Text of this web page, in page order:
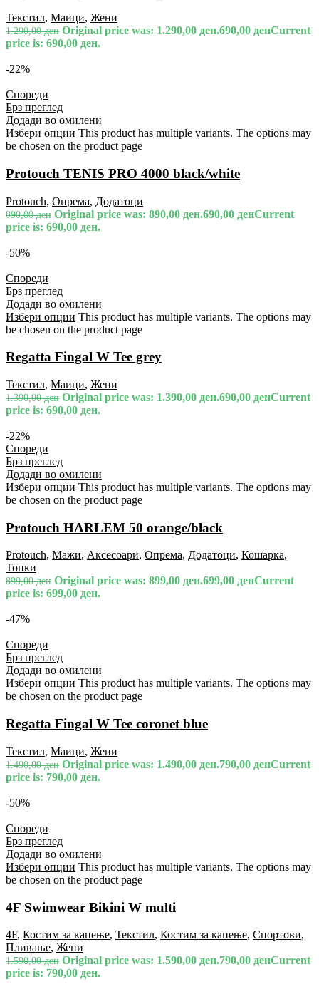
Текстил, Маици, Жени
1.290,00ден Original price was: 1.290,00 ден.690,00 денCurrent
price is: 690,00 ден.
-22%
Спореди
Брз преглед
Додади во омилени
Избери опции This product has multiple variants. The options may
be chosen on the product page
Protouch TENIS PRO 4000 black/white
Protouch, Опрема, Додатоци
890,00ден Original price was: 890,00 ден.690,00 денCurrent
price is: 690,00 ден.
-50%
Спореди
Брз преглед
Додади во омилени
Избери опции This product has multiple variants. The options may
be chosen on the product page
Regatta Fingal W Tee grey
Текстил, Маици, Жени
1.390,00ден Original price was: 1.390,00 ден.690,00 денCurrent
price is: 690,00 ден.
-22%
Спореди
Брз преглед
Додади во омилени
Избери опции This product has multiple variants. The options may
be chosen on the product page
Protouch HARLEM 50 orange/black
Protouch, Мажи, Аксесоари, Опрема, Додатоци, Кошарка,
Топки
899,00ден Original price was: 899,00 ден.699,00 денCurrent
price is: 699,00 ден.
-47%
Спореди
Брз преглед
Додади во омилени
Избери опции This product has multiple variants. The options may
be chosen on the product page
Regatta Fingal W Tee coronet blue
Текстил, Маици, Жени
1.490,00ден Original price was: 1.490,00 ден.790,00 денCurrent
price is: 790,00 ден.
-50%
Спореди
Брз преглед
Додади во омилени
Избери опции This product has multiple variants. The options may
be chosen on the product page
4F Swimwear Bikini W multi
4F, Костим за капење, Текстил, Костим за капење, Спортови,
Пливање, Жени
1.590,00ден Original price was: 1.590,00 ден.790,00 денCurrent
price is: 790,00 ден.